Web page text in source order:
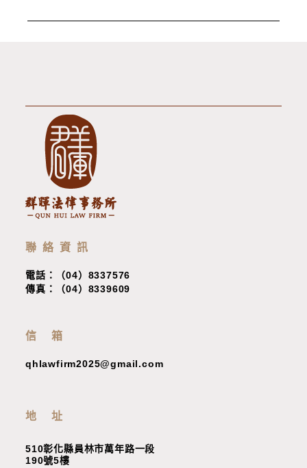
聯絡資訊
電話：（04）8337576
傳真：（04）8339609
信 箱
qhlawfirm2025@gmail.com
地 址
510彰化縣員林市萬年路一段
190號5樓